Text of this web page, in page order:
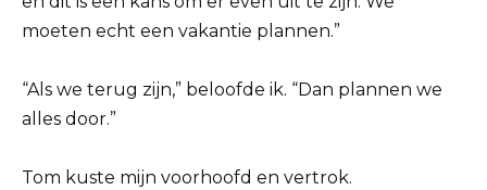
moeten echt een vakantie plannen.”
“Als we terug zijn,” beloofde ik. “Dan plannen we
alles door.”
Tom kuste mijn voorhoofd en vertrok.